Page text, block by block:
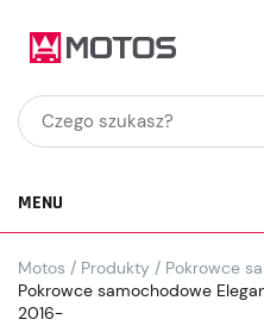
MENU
Motos / Produkty / Pokrowce
Pokrowce samochodowe
2016-